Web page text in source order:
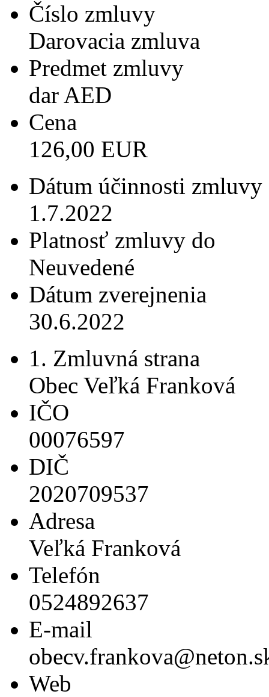
Číslo zmluvy
Darovacia zmluva
Predmet zmluvy
dar AED
Cena
126,00 EUR
Dátum účinnosti zmluvy
1.7.2022
Platnosť zmluvy do
Neuvedené
Dátum zverejnenia
30.6.2022
1. Zmluvná strana
Obec Veľká Franková
IČO
00076597
DIČ
2020709537
Adresa
Veľká Franková
Telefón
0524892637
E-mail
Web